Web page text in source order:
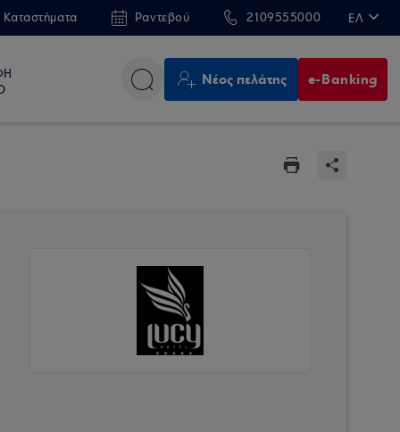
Καταστήματα Ραντεβού 2109555000 ΕΛ
Νέος πελάτης e-Banking